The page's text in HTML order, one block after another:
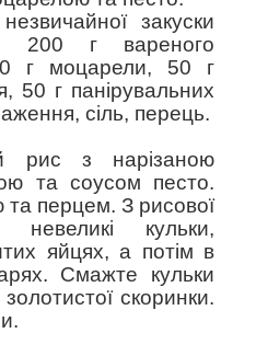
закуски
200 г вареного
г моцарели, 50 г
50 г панірувальних
сіль, перець.
рис з нарізаною
та соусом песто.
та перцем. З рисової
кульки,
яйцях, а потім в
Смажте кульки
золотистої скоринки.